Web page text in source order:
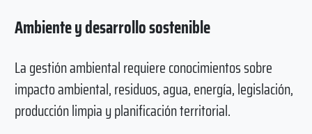
Ambiente y desarrollo sostenible
La gestión ambiental requiere conocimientos sobre
impacto ambiental, residuos, agua, energía, legislación,
producción limpia y planificación territorial.